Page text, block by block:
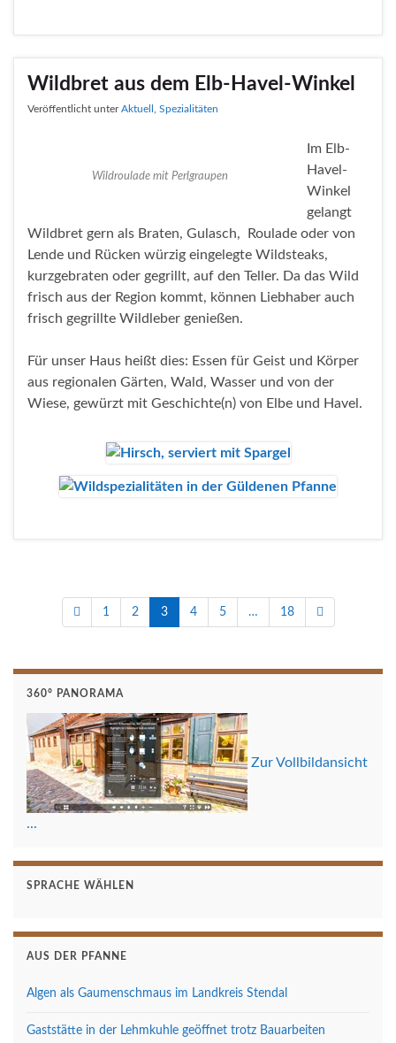
Wildbret aus dem Elb-Havel-Winkel
Veröffentlicht unterAktuell Spezialitäten
Wildroulade mit Perlgraupen
Im Elb-
Havel-
Winkel
gelangt
Wildbret gern als Braten, Gulasch, Roulade oder von
Lende und Rücken würzig eingelegte Wildsteaks,
kurzgebraten oder gegrillt, auf den Teller. Da das Wild
frisch aus der Region kommt, können Liebhaber auch
frisch gegrillte Wildleber genießen.
Für unser Haus heißt dies: Essen für Geist und Körper
aus regionalen Gärten, Wald, Wasser und von der
Wiese, gewürzt mit Geschichte(n) von Elbe und Havel.
1 2 3 4 5 … 18
360° PANORAMA
Zur Vollbildansicht
...
SPRACHE WÄHLEN
AUS DER PFANNE
Algen als Gaumenschmaus im Landkreis Stendal
Gaststätte in der Lehmkuhle geöffnet trotz Bauarbeiten